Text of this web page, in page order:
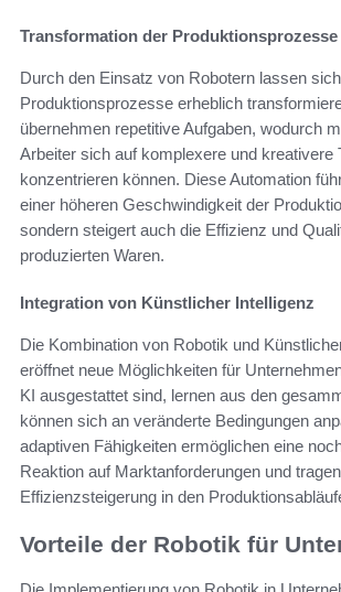
Transformation der Produktionsprozesse
Durch den Einsatz von Robotern lassen sich
Produktionsprozesse erheblich
übernehmen repetitive Aufgaben, wodurch
Arbeiter sich auf komplexere und kreativere
konzentrieren können. Diese Automation
einer höheren Geschwindigkeit der
sondern steigert auch die Effizienz und
produzierten Waren.
Integration von Künstlicher Intelligenz
Die Kombination von Robotik und
eröffnet neue Möglichkeiten für
KI ausgestattet sind, lernen aus den
können sich an veränderte Bedingungen
adaptiven Fähigkeiten ermöglichen eine
Reaktion auf Marktanforderungen und
Effizienzsteigerung in den
Vorteile der Robotik für